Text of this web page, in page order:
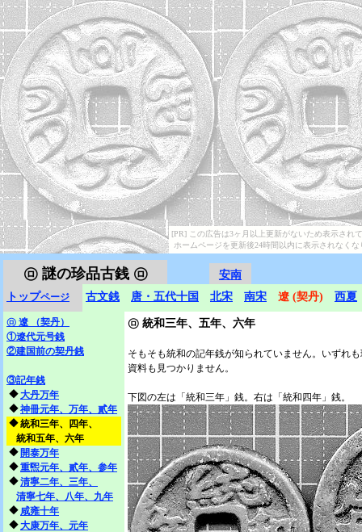
[PR] この広告は3ヶ月以上更新がないため表示され
ホームページを更新後24時間以内に表示されなくな
安南
トップページ
㋺謎の珍品古銭 ㋺
古文銭 唐・五代十国 北宋 南宋 遼 (契丹) 西夏
㋺ 統和三年、五年、六年
そもそも統和の記年銭が知られていません。いずれ
資料も見つかりません。
下図の左は「統和三年」銭。右は「統和四年」銭。
㋺ 遼 （契丹）
①遼代元号銭
②建国前の契丹銭
③記年銭
◆大丹万年
◆神冊元年、万年、貳年
◆統和三年、四年、
統和五年、六年
◆ 開泰万年
◆重煕元年、貳年、参年
◆清寧二年、三年、
清寧七年、八年、九年
◆ 咸雍十年
◆大康万年、元年